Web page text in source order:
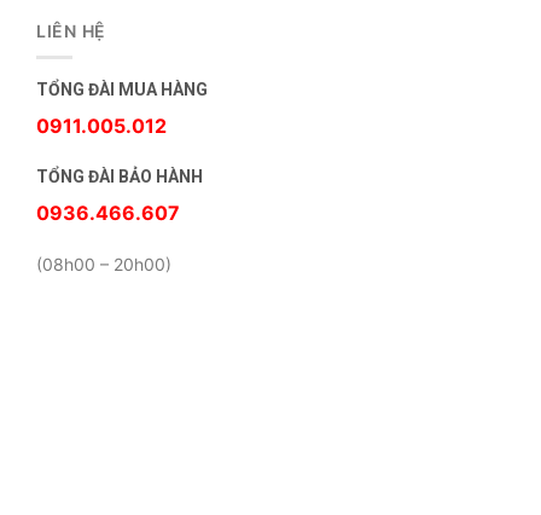
LIÊN HỆ
TỔNG ĐÀI MUA HÀNG
0911.005.012
TỔNG ĐÀI BẢO HÀNH
0936.466.607
(08h00 – 20h00)